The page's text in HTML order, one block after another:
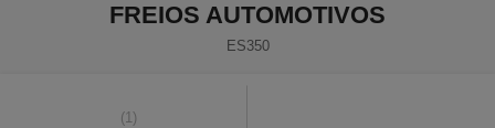
FREIOS AUTOMOTIVOS
ES350
(1)